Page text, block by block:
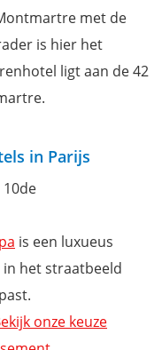
met de
is hier het
ligt aan de 42
in Parijs
is een luxueus
het straatbeeld
onze keuze